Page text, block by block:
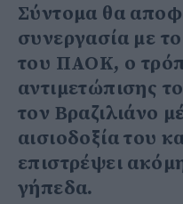
Σύντομα θα
συνεργασία με το
του ΠΑΟΚ, ο
αντιμετώπισης
τον Βραζιλιάνο
αισιοδοξία του
επιστρέψει
γήπεδα.